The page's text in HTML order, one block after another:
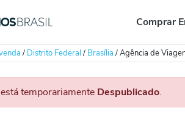
Comprar
/ Distrito Federal/ Brasília/Agência de
temporariamente Despublicado.